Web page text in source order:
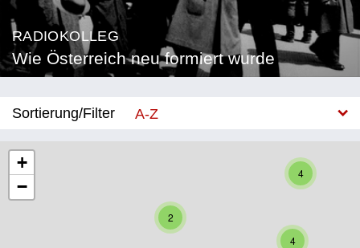
RADIOKOLLEG
Wie Österreich neu formiert wurde
Sortierung/Filter
A-Z
Burgenland
4
2
4
+
−